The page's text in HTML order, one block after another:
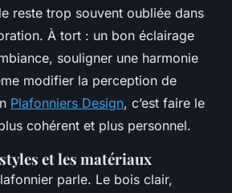
reste trop souvent oubliée dans
À tort : un bon éclairage
souligner une harmonie
modifier la perception de
Plafonniers Design, c’est faire le
cohérent et plus personnel.
et les matériaux
parle. Le bois clair,